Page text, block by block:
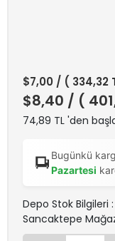
$7,00 / ( 334,32
$8,40 / (
74,89 TL 'den
Bugünkü
Pazartesi
Depo Stok Bilgileri :
Sancaktepe